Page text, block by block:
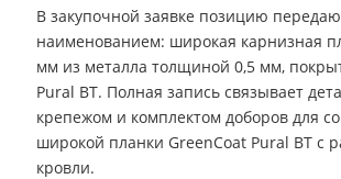
В закупочной заявке позицию
наименованием: широкая карнизная
мм из металла толщиной 0,5 мм,
Pural BT. Полная запись связывает
крепежом и комплектом доборов для
широкой планки GreenCoat Pural BT с
кровли.